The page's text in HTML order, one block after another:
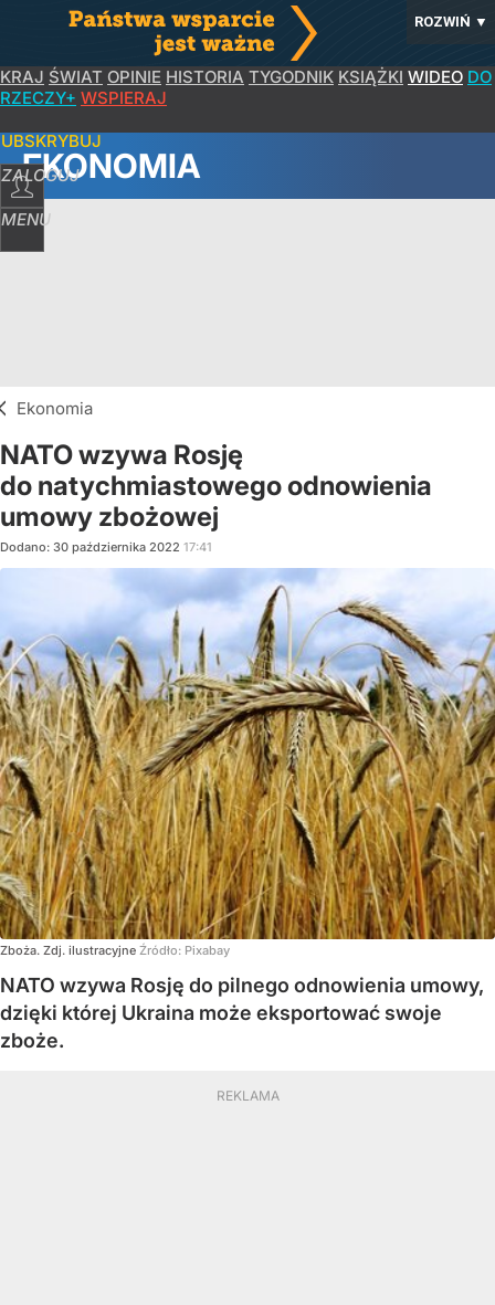
ROZWIŃ ▼
KRAJ ŚWIAT OPINIE HISTORIA TYGODNIK KSIĄŻKI WIDEO DO
RZECZY+ WSPIERAJ
ZALOGUJ
MENU
EKONOMIA
Ekonomia
NATO wzywa Rosję
do natychmiastowego odnowienia
umowy zbożowej
Dodano: 30 października 2022 17:41
Zboża. Zdj. ilustracyjne Źródło: Pixabay
NATO wzywa Rosję do pilnego odnowienia umowy,
dzięki której Ukraina może eksportować swoje
zboże.